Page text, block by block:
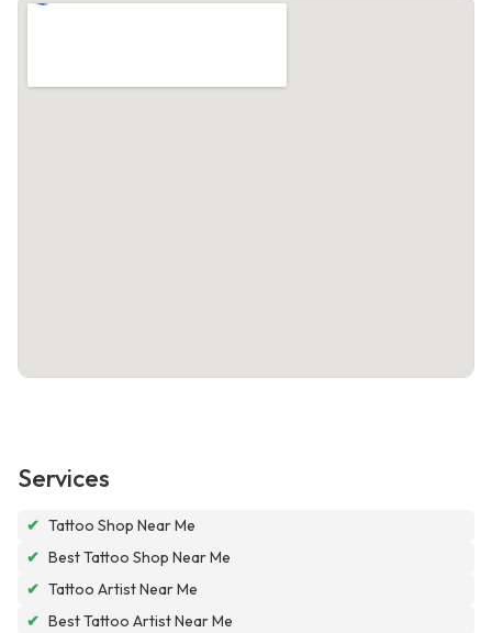
Services
✔ Tattoo Shop Near Me
✔ Best Tattoo Shop Near Me
✔ Tattoo Artist Near Me
✔ Best Tattoo Artist Near Me